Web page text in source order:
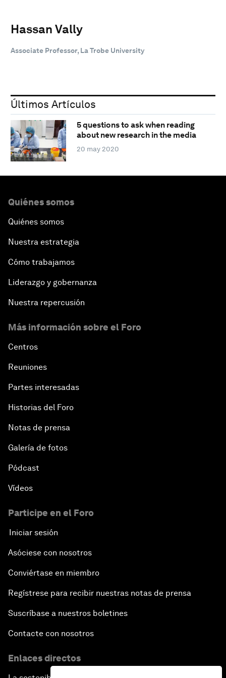
Hassan Vally
Associate Professor, La Trobe University
Últimos Artículos
5 questions to ask when reading
about new research in the media
20 may 2020
Quiénes somos
Quiénes somos
Nuestra estrategia
Cómo trabajamos
Liderazgo y gobernanza
Nuestra repercusión
Más información sobre el Foro
Centros
Reuniones
Partes interesadas
Historias del Foro
Notas de prensa
Galería de fotos
Pódcast
Vídeos
Participe en el Foro
Iniciar sesión
Asóciese con nosotros
Conviértase en miembro
Regístrese para recibir nuestras notas de prensa
Suscríbase a nuestros boletines
Contacte con nosotros
Enlaces directos